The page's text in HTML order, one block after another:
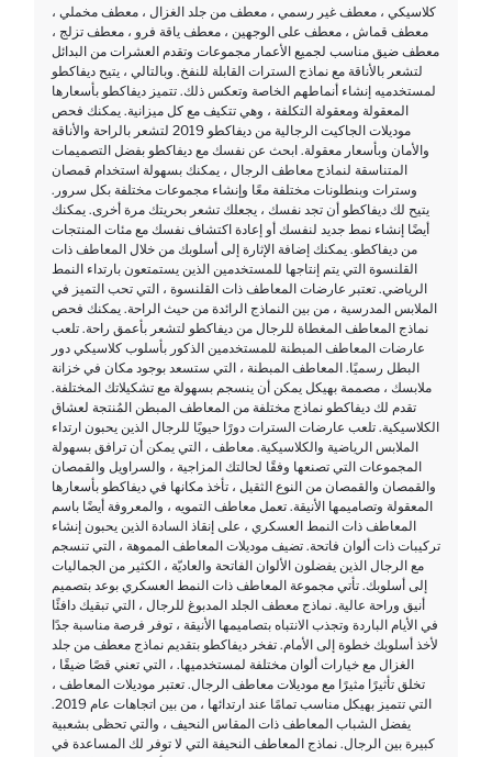
كلاسيكي ، معطف غير رسمي ، معطف من جلد الغزال ، معطف مخملي ،
معطف قماش ، معطف على الوجهين ، معطف ياقة فرو ، معطف تزلج ،
معطف ضيق مناسب لجميع الأعمار مجموعات وتقدم العشرات من البدائل
لتشعر بالأناقة مع نماذج السترات القابلة للنفخ. وبالتالي ، يتيح ديفاكطو
لمستخدميه إنشاء أنماطهم الخاصة وتعكس ذلك. تتميز ديفاكطو بأسعارها
المعقولة ومعقولة التكلفة ، وهي تتكيف مع كل ميزانية. يمكنك فحص
موديلات الجاكيت الرجالية من ديفاكطو 2019 لتشعر بالراحة والأناقة
والأمان وبأسعار معقولة. ابحث عن نفسك مع ديفاكطو بفضل التصميمات
المتناسقة لنماذج معاطف الرجال ، يمكنك بسهولة استخدام قمصان
وسترات وبنطلونات مختلفة معًا وإنشاء مجموعات مختلفة بكل سرور.
يتيح لك ديفاكطو أن تجد نفسك ، يجعلك تشعر بحريتك مرة أخرى. يمكنك
أيضًا إنشاء نمط جديد لنفسك أو إعادة اكتشاف نفسك مع مئات المنتجات
من ديفاكطو. يمكنك إضافة الإثارة إلى أسلوبك من خلال المعاطف ذات
القلنسوة التي يتم إنتاجها للمستخدمين الذين يستمتعون بارتداء النمط
الرياضي. تعتبر عارضات المعاطف ذات القلنسوة ، التي تحب التميز في
الملابس المدرسية ، من بين النماذج الرائدة من حيث الراحة. يمكنك فحص
نماذج المعاطف المغطاة للرجال من ديفاكطو لتشعر بأعمق راحة. تلعب
عارضات المعاطف المبطنة للمستخدمين الذكور بأسلوب كلاسيكي دور
البطل رسميًا. المعاطف المبطنة ، التي ستسعد بوجود مكان في خزانة
ملابسك ، مصممة بهيكل يمكن أن ينسجم بسهولة مع تشكيلاتك المختلفة.
تقدم لك ديفاكطو نماذج مختلفة من المعاطف المبطن المُنتجة لعشاق
الكلاسيكية. تلعب عارضات السترات دورًا حيويًا للرجال الذين يحبون ارتداء
الملابس الرياضية والكلاسيكية. معاطف ، التي يمكن أن ترافق بسهولة
المجموعات التي تصنعها وفقًا لحالتك المزاجية ، والسراويل والقمصان
والقمصان والقمصان من النوع الثقيل ، تأخذ مكانها في ديفاكطو بأسعارها
المعقولة وتصاميمها الأنيقة. تعمل معاطف التمويه ، والمعروفة أيضًا باسم
المعاطف ذات النمط العسكري ، على إنقاذ السادة الذين يحبون إنشاء
تركيبات ذات ألوان فاتحة. تضيف موديلات المعاطف المموهة ، التي تنسجم
مع الرجال الذين يفضلون الألوان الفاتحة والعاديّة ، الكثير من الجماليات
إلى أسلوبك. تأتي مجموعة المعاطف ذات النمط العسكري بوعد بتصميم
أنيق وراحة عالية. نماذج معطف الجلد المدبوغ للرجال ، التي تبقيك دافئًا
في الأيام الباردة وتجذب الانتباه بتصاميمها الأنيقة ، توفر فرصة مناسبة جدًا
لأخذ أسلوبك خطوة إلى الأمام. تفخر ديفاكطو بتقديم نماذج معطف من جلد
الغزال مع خيارات ألوان مختلفة لمستخدميها. ، التي تعني قصًا ضيقًا ،
تخلق تأثيرًا مثيرًا مع موديلات معاطف الرجال. تعتبر موديلات المعاطف ،
التي تتميز بهيكل مناسب تمامًا عند ارتدائها ، من بين اتجاهات عام 2019.
يفضل الشباب المعاطف ذات المقاس النحيف ، والتي تحظى بشعبية
كبيرة بين الرجال. نماذج المعاطف النحيفة التي لا توفر لك المساعدة في